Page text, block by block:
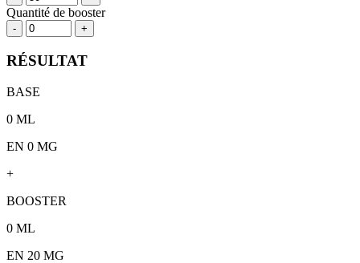
Quantité de booster
- +
RÉSULTAT
BASE
0 ML
EN 0 MG
+
BOOSTER
0 ML
EN 20 MG